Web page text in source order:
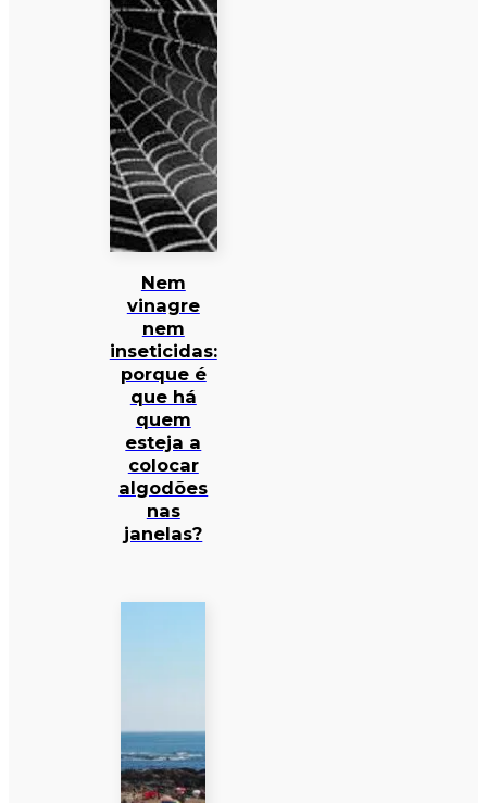
Nem
vinagre
nem
inseticidas:
porque é
que há
quem
esteja a
colocar
algodões
nas
janelas?